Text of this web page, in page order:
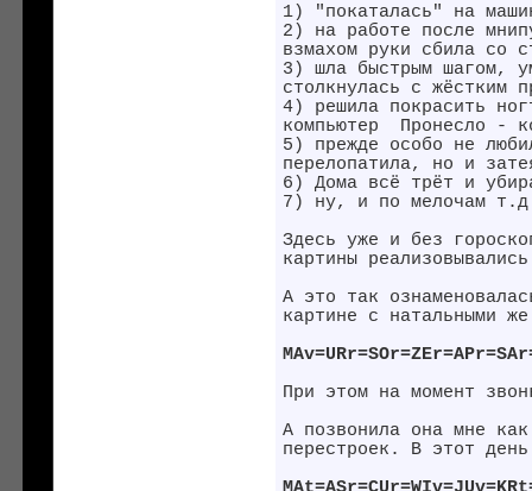
1) "покаталась" на
2) на работе после
взмахом руки сбила со
3) шла быстрым шагом,
столкнулась с жёстким
4) решила покрасить
компьютер
Пронесло -
5) прежде особо не
перелопатила, но и
6) Дома всё трёт и
7) ну, и по мелочам
Здесь уже и без
картины
А это так
картине с натальными
При этом на момент
А позвонила она мне
перестроек. В этот